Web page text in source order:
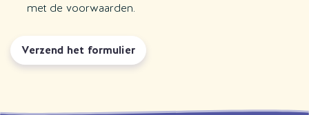
met de voorwaarden.
Verzend het formulier